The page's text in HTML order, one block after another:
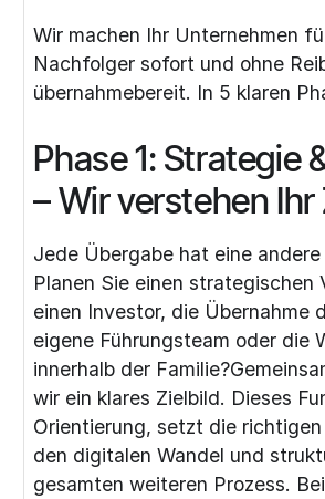
Wir machen Ihr Unternehmen
Nachfolger sofort und ohne
übernahmebereit. In 5 klaren
Phase 1: Strategie
– Wir verstehen Ihr
Jede Übergabe hat eine andere
Planen Sie einen strategischen
einen Investor, die Übernahme
eigene Führungsteam oder die
innerhalb der
wir ein klares Zielbild. Dieses
Orientierung, setzt die
den digitalen Wandel und
gesamten weiteren Prozess.